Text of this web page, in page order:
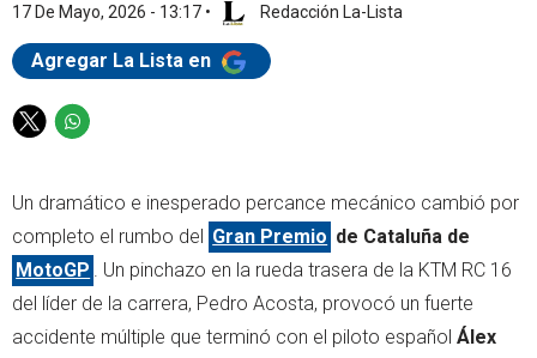
17 De Mayo, 2026 - 13:17 • Redacción La-Lista
Agregar La Lista en
T
t
t
e
r
W
t
s
a
p
p
Un dramático e inesperado percance mecánico cambió por
completo el rumbo del
Gran Premio de Cataluña de
MotoGP . Un pinchazo en la rueda trasera de la KTM RC 16
del líder de la carrera, Pedro Acosta, provocó un fuerte
accidente múltiple que terminó con el piloto español Álex